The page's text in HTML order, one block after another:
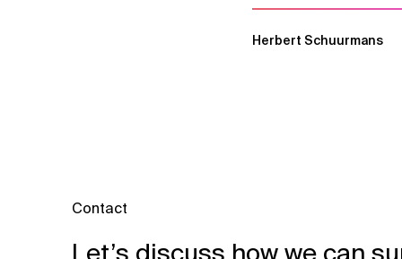
Herbert Schuurmans
Contact